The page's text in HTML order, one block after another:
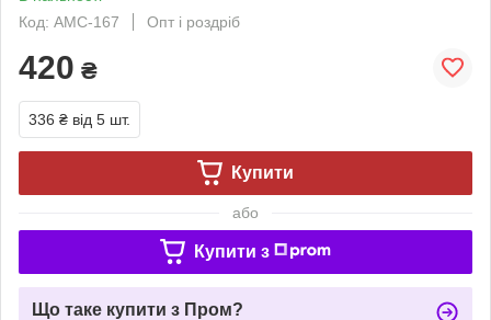
Код: АМС-167
Опт і роздріб
420 ₴
336 ₴ від 5 шт.
Купити
або
Купити з
Що таке купити з Пром?